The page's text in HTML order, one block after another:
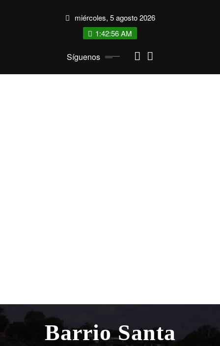
miércoles, 5 agosto 2026
1:42:56 AM
Síguenos
Barrio Santa